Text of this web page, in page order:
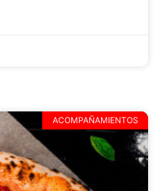
ACOMPAÑAMIENTOS